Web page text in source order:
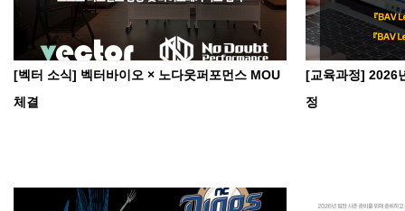
[벡터 소식] 벡터바이오 × 노다웃퍼포먼스 MOU
체결
[교육과정] 2026
정